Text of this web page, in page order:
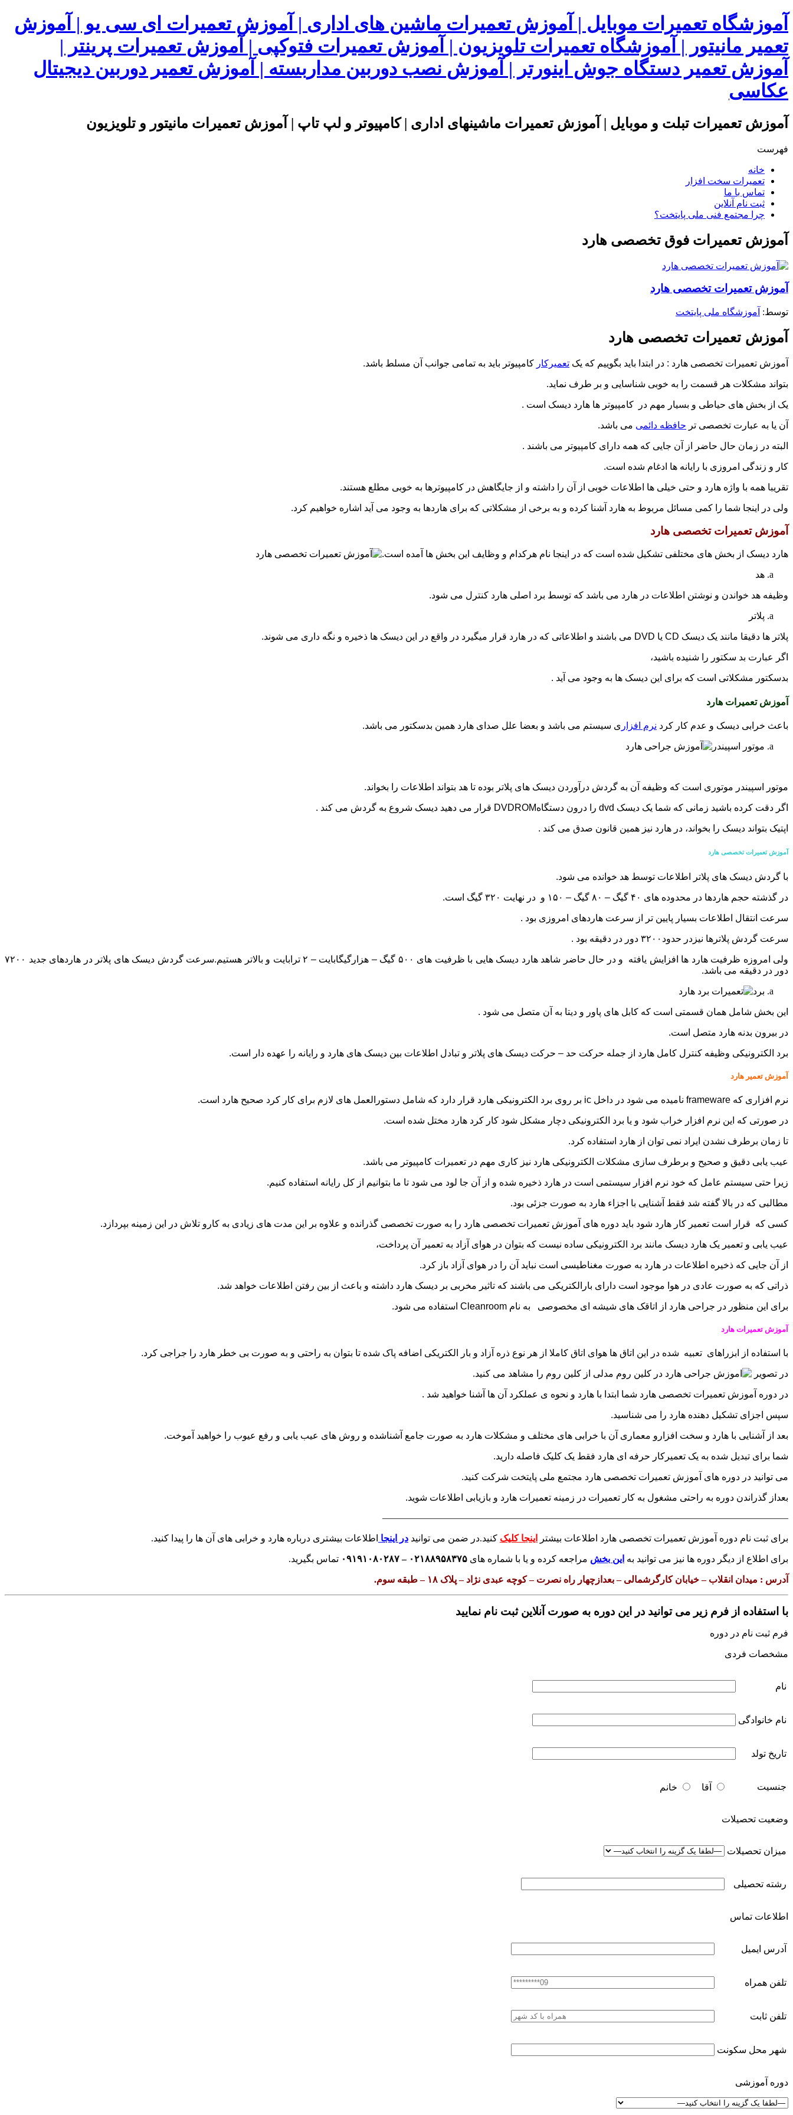
آموزشگاه تعمیرات موبایل | آموزش تعمیرات ماشین های اداری | آموزش تعمیرات ای سی یو | آموزش
تعمیر مانیتور | آموزشگاه تعمیرات تلویزیون | آموزش تعمیرات فتوکپی | آموزش تعمیرات پرینتر |
آموزش تعمیر دستگاه جوش اینورتر | آموزش نصب دوربین مداربسته | آموزش تعمیر دوربین دیجیتال
عکاسی
آموزش تعمیرات تبلت و موبایل | آموزش تعمیرات ماشینهای اداری | کامپیوتر و لپ تاپ | آموزش تعمیرات مانیتور و تلویزیون
فهرست
خانه
تعمیرات سخت افزار
تماس با ما
ثبت نام آنلاین
چرا مجتمع فنی ملی پایتخت؟
آموزش تعمیرات فوق تخصصی هارد
آموزش تعمیرات تخصصی هارد
توسط: ‪ آموزشگاه ملی پایتخت
آموزش تعمیرات تخصصی هارد
آموزش تعمیرات تخصصی هارد : در ابتدا باید بگوییم که یک تعمیرکار کامپیوتر باید به تمامی جوانب آن مسلط باشد.
بتواند مشکلات هر قسمت را به خوبی شناسایی و بر طرف نماید.
یک از بخش های حیاطی و بسیار مهم در کامپیوتر ها هارد دیسک است .
آن یا به عبارت تخصصی تر حافظه دائمی می باشد.
البته در زمان حال حاضر از آن جایی که همه دارای کامپیوتر می باشند .
کار و زندگی امروزی با رایانه ها ادغام شده است.
تقریبا همه با واژه هارد و حتی خیلی ها اطلاعات خوبی از آن را داشته و از جایگاهش در کامپیوترها به خوبی مطلع هستند.
ولی در اینجا شما را کمی مسائل مربوط به هارد آشنا کرده و به برخی از مشکلاتی که برای هاردها به وجود می آید اشاره خواهیم کرد.
آموزش تعمیرات تخصصی هارد
هارد دیسک از بخش های مختلفی تشکیل شده است که در اینجا نام هرکدام و وظایف این بخش ها آمده است.
هد
وظیفه هد خواندن و نوشتن اطلاعات در هارد می باشد که توسط برد اصلی هارد کنترل می شود.
پلاتر
پلاتر ها دقیقا مانند یک دیسک CD یا DVD می باشند و اطلاعاتی که در هارد قرار میگیرد در واقع در این دیسک ها ذخیره و نگه داری می شوند.
اگر عبارت بد سکتور را شنیده باشید،
بدسکتور مشکلاتی است که برای این دیسک ها به وجود می آید .
آموزش تعمیرات هارد
باعث خرابی دیسک و عدم کار کرد نرم افزار ی سیستم می باشد و بعضا علل صدای هارد همین بدسکتور می باشد.
موتور اسپیندر
موتور اسپیندر موتوری است که وظیفه آن به گردش درآوردن دیسک های پلاتر بوده تا هد بتواند اطلاعات را بخواند.
اگر دقت کرده باشید زمانی که شما یک دیسک dvd را درون دستگاهDVDROM قرار می دهید دیسک شروع به گردش می کند .
اپتیک بتواند دیسک را بخواند، در هارد نیز همین قانون صدق می کند .
آموزش تعمیرات تخصصی هارد
با گردش دیسک های پلاتر اطلاعات توسط هد خوانده می شود.
در گذشته حجم هاردها در محدوده های ۴۰ گیگ – ۸۰ گیگ – ۱۵۰ و در نهایت ۳۲۰ گیگ است.
سرعت انتقال اطلاعات بسیار پایین تر از سرعت هاردهای امروزی بود .
سرعت گردش پلاترها نیزدر حدود۳۲۰۰ دور در دقیقه بود .
ولی امروزه ظرفیت هارد ها افزایش یافته و در حال حاضر شاهد هارد دیسک هایی با ظرفیت های ۵۰۰ گیگ – هزارگیگابایت – ۲ ترابایت و بالاتر هستیم.سرعت گردش دیسک های پلاتر در هاردهای جدید ۷۲۰۰
دور در دقیقه می باشد.
برد
این بخش شامل همان قسمتی است که کابل های پاور و دیتا به آن متصل می شود .
در بیرون بدنه هارد متصل است.
برد الکترونیکی وظیفه کنترل کامل هارد از جمله حرکت حد – حرکت دیسک های پلاتر و تبادل اطلاعات بین دیسک های هارد و رایانه را عهده دار است.
آموزش تعمیر هارد
نرم افزاری که frameware نامیده می شود در داخل ic بر روی برد الکترونیکی هارد قرار دارد که شامل دستورالعمل های لازم برای کار کرد صحیح هارد است.
در صورتی که این نرم افزار خراب شود و یا برد الکترونیکی دچار مشکل شود کار کرد هارد مختل شده است.
تا زمان برطرف نشدن ایراد نمی توان از هارد استفاده کرد.
عیب یابی دقیق و صحیح و برطرف سازی مشکلات الکترونیکی هارد نیز کاری مهم در تعمیرات کامپیوتر می باشد.
زیرا حتی سیستم عامل که خود نرم افزار سیستمی است در هارد ذخیره شده و از آن جا لود می شود تا ما بتوانیم از کل رایانه استفاده کنیم.
مطالبی که در بالا گفته شد فقط آشنایی با اجزاء هارد به صورت جزئی بود.
کسی که قرار است تعمیر کار هارد شود باید دوره های آموزش تعمیرات تخصصی هارد را به صورت تخصصی گذرانده و علاوه بر این مدت های زیادی به کارو تلاش در این زمینه بپردازد.
عیب یابی و تعمیر یک هارد دیسک مانند برد الکترونیکی ساده نیست که بتوان در هوای آزاد به تعمیر آن پرداخت،
از آن جایی که ذخیره اطلاعات در هارد به صورت مغناطیسی است نباید آن را در هوای آزاد باز کرد.
ذراتی که به صورت عادی در هوا موجود است دارای بارالکتریکی می باشند که تاثیر مخربی بر دیسک هارد داشته و باعث از بین رفتن اطلاعات خواهد شد.
برای این منظور در جراحی هارد از اتاقک های شیشه ای مخصوصی به نام Cleanroom استفاده می شود.
آموزش تعمیرات هارد
با استفاده از ابزراهای تعبیه شده در این اتاق ها هوای اتاق کاملا از هر نوع ذره آزاد و بار الکتریکی اضافه پاک شده تا بتوان به راحتی و به صورت بی خطر هارد را جراجی کرد.
در تصویر مدلی از کلین روم را مشاهد می کنید.
در دوره آموزش تعمیرات تخصصی هارد شما ابتدا با هارد و نحوه ی عملکرد آن ها آشنا خواهید شد .
سپس اجزای تشکیل دهنده هارد را می شناسید.
بعد از آشنایی با هارد و سخت افزارو معماری آن با خرابی های مختلف و مشکلات هارد به صورت جامع آشناشده و روش های عیب یابی و رفع عیوب را خواهید آموخت.
شما برای تبدیل شده به یک تعمیرکار حرفه ای هارد فقط یک کلیک فاصله دارید.
می توانید در دوره های آموزش تعمیرات تخصصی هارد مجتمع ملی پایتخت شرکت کنید.
بعداز گذراندن دوره به راحتی مشغول به کار تعمیرات در زمینه تعمیرات هارد و بازیابی اطلاعات شوید.
———————————————————————————————————————————
برای ثبت نام دوره آموزش تعمیرات تخصصی هارد اطلاعات بیشتر اینجا کلیک کنید.در ضمن می توانید در اینجا طلاعات بیشتری درباره هارد و خرابی های آن ها را پیدا کنید.
برای اطلاع از دیگر دوره ها نیز می توانید به این بخش مراجعه کرده و یا با شماره های ۰۲۱۸۸۹۵۸۳۷۵ – ۰۹۱۹۱۰۸۰۲۸۷ تماس بگیرید.
آدرس : میدان انقلاب – خیابان کارگرشمالی – بعدازچهار راه نصرت – کوچه عبدی نژاد – پلاک ۱۸ – طبقه سوم.
با استفاده از فرم زیر می توانید در این دوره به صورت آنلاین ثبت نام نمایید
فرم ثبت نام در دوره
مشخصات فردی
نام
نام خانوادگی
تاریخ تولد
جنسیت آقا خانم
وضعیت تحصیلات
میزان تحصیلات
رشته تحصیلی
اطلاعات تماس
آدرس ایمیل
تلفن همراه
تلفن ثابت
شهر محل سکونت
دوره آموزشی